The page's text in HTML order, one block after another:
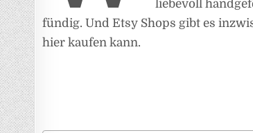
liebevoll
fündig. Und Etsy Shops gibt es
hier kaufen kann.